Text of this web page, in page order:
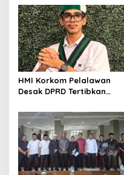
Stay yang Diduga Tempat
Ajang “Kumpul Kebo”.
HMI Korkom Pelalawan
Desak DPRD Tertibkan
Pelalawan